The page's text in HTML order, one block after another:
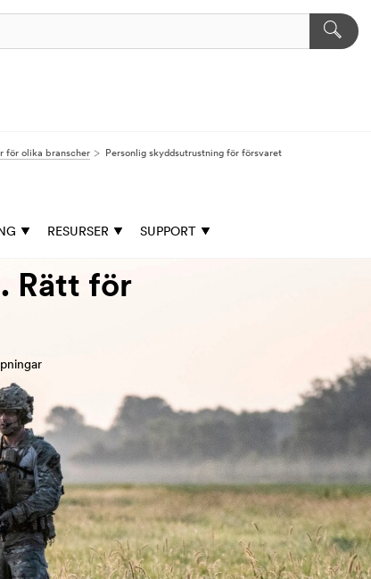
för olika branscher Personlig skyddsutrustning för försvaret
RESURSER SUPPORT
Rätt för